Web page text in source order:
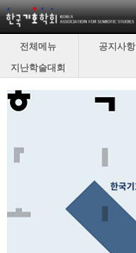
전체메뉴 공지사항
지난학술대회